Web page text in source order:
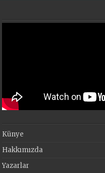
Künye
Hakkımızda
Yazarlar